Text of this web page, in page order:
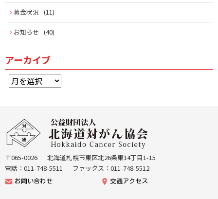
募金状況 (11)
お知らせ (40)
アーカイブ
ア
ー
機
メ
団
〒065-0026
北海道札幌市東区北26条東14丁目1-15
電話：011-748-5511
ファックス：011-748-5512
お問い合わせ 交通アクセス